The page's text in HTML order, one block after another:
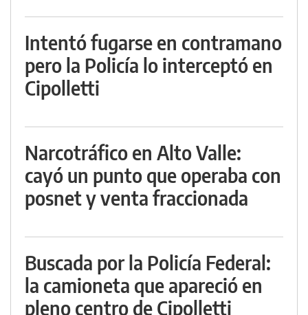
Intentó fugarse en contramano
pero la Policía lo interceptó en
Cipolletti
Narcotráfico en Alto Valle:
cayó un punto que operaba con
posnet y venta fraccionada
Buscada por la Policía Federal:
la camioneta que apareció en
pleno centro de Cipolletti